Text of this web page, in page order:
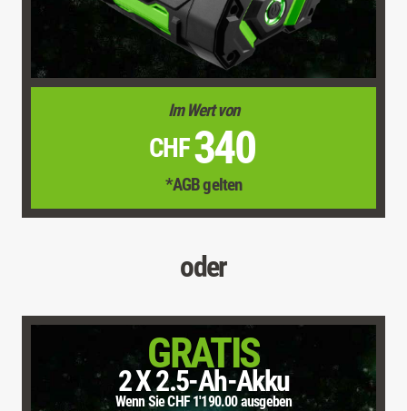
Im Wert von
CHF340
*AGB gelten
oder
GRATIS
2 X 2.5-Ah-Akku
Wenn Sie CHF 1'190.00 ausgeben